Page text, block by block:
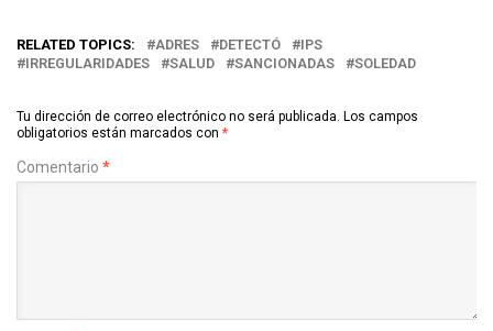
RELATED TOPICS: ADRES DETECTÓ
IPS
IRREGULARIDADES
SALUD SANCIONADAS SOLEDAD
Tu dirección de correo electrónico no será publicada. Los campos
obligatorios están marcados con *
Comentario *